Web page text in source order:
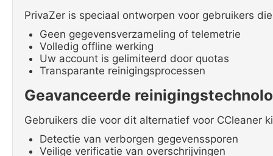
PrivaZer is speciaal ontworpen voor gebruikers
Geen gegevensverzameling of telemetrie
Volledig offline werking
Uw account is gelimiteerd door quotas
Transparante reinigingsprocessen
Geavanceerde
Gebruikers die voor dit alternatief voor CCleaner
Detectie van verborgen gegevenssporen
Veilige verificatie van overschrijvingen